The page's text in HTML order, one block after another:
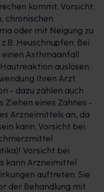
zur
bei
100 mg TAH
der
von
Thromben,
sich zur
Tabletten verwenden,
zu senken.
TAH Tabletten im
pectoris zur
im Gehirn (TIA)
Aufgrund seiner
kommt. Vorsicht:
chronischen
oder mit Neigung zu
Heuschnupfen: Bei
Asthmaanfall
auslösen.
Ihren Arzt.
- dazu zählen auch
Ziehen eines Zahnes -
Arzneimittels an, da
kann. Vorsicht bei
Vorsicht bei
kann Arzneimittel
auftreten. Sie
der Behandlung mit